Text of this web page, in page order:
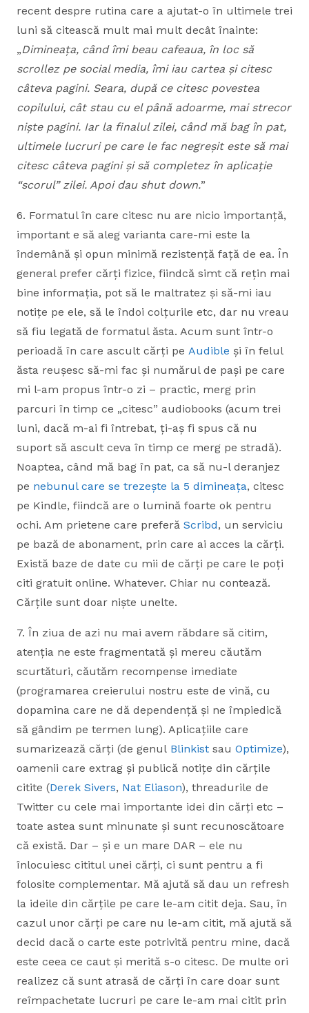
recent despre rutina care a ajutat-o în ultimele trei
luni să citească mult mai mult decât înainte:
„Dimineața, când îmi beau cafeaua, în loc să
scrollez pe social media, îmi iau cartea și citesc
câteva pagini. Seara, după ce citesc povestea
copilului, cât stau cu el până adoarme, mai strecor
niște pagini. Iar la finalul zilei, când mă bag în pat,
ultimele lucruri pe care le fac negreșit este să mai
citesc câteva pagini și să completez în aplicație
“scorul” zilei. Apoi dau shut down.”
6. Formatul în care citesc nu are nicio importanță,
important e să aleg varianta care-mi este la
îndemână și opun minimă rezistență față de ea. În
general prefer cărți fizice, fiindcă simt că rețin mai
bine informația, pot să le maltratez și să-mi iau
notițe pe ele, să le îndoi colțurile etc, dar nu vreau
să fiu legată de formatul ăsta. Acum sunt într-o
perioadă în care ascult cărți pe Audible și în felul
ăsta reușesc să-mi fac și numărul de pași pe care
mi l-am propus într-o zi – practic, merg prin
parcuri în timp ce „citesc” audiobooks (acum trei
luni, dacă m-ai fi întrebat, ți-aș fi spus că nu
suport să ascult ceva în timp ce merg pe stradă).
Noaptea, când mă bag în pat, ca să nu-l deranjez
pe nebunul care se trezește la 5 dimineața, citesc
pe Kindle, fiindcă are o lumină foarte ok pentru
ochi. Am prietene care preferă Scribd, un serviciu
pe bază de abonament, prin care ai acces la cărți.
Există baze de date cu mii de cărți pe care le poți
citi gratuit online. Whatever. Chiar nu contează.
Cărțile sunt doar niște unelte.
7. În ziua de azi nu mai avem răbdare să citim,
atenția ne este fragmentată și mereu căutăm
scurtături, căutăm recompense imediate
(programarea creierului nostru este de vină, cu
dopamina care ne dă dependență și ne împiedică
să gândim pe termen lung). Aplicațiile care
sumarizează cărți (de genul Blinkist sau Optimize),
oamenii care extrag și publică notițe din cărțile
citite (Derek Sivers, Nat Eliason), threadurile de
Twitter cu cele mai importante idei din cărți etc –
toate astea sunt minunate și sunt recunoscătoare
că există. Dar – și e un mare DAR – ele nu
înlocuiesc cititul unei cărți, ci sunt pentru a fi
folosite complementar. Mă ajută să dau un refresh
la ideile din cărțile pe care le-am citit deja. Sau, în
cazul unor cărți pe care nu le-am citit, mă ajută să
decid dacă o carte este potrivită pentru mine, dacă
este ceea ce caut și merită s-o citesc. De multe ori
realizez că sunt atrasă de cărți în care doar sunt
reîmpachetate lucruri pe care le-am mai citit prin